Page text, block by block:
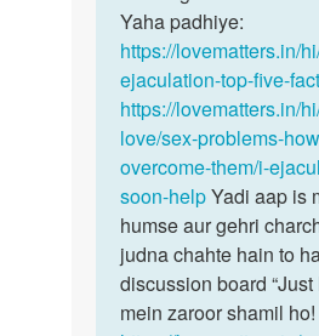
Yaha padhiye:
https://lovematters.in/
ejaculation-top-five-
https://lovematters.in/
love/sex-problems-
overcome-them/i-
soon-helpYadi aap is
humse aur gehri
judna chahte hain to
discussion board “Just
mein zaroor shamil ho!